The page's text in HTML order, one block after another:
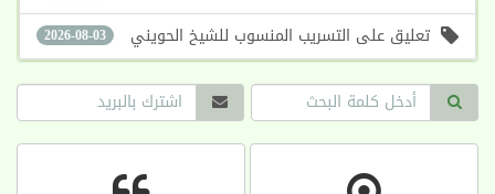
2026-08-03 تعليق على التسريب المنسوب للشيخ الحويني